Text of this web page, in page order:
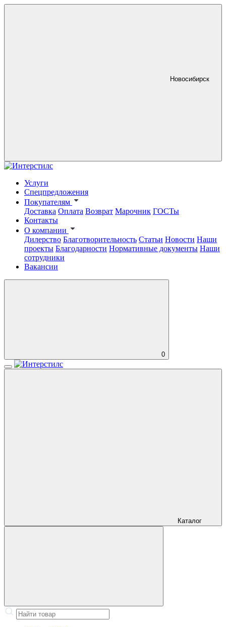
Новосибирск
Услуги
Спецпредложения
Покупателям
Доставка Оплата Возврат Марочник ГОСТы
Контакты
О компании
Дилерство Благотворительность Статьи Новости Наши
проекты Благодарности Нормативные документы Наши
сотрудники
Вакансии
0
Каталог